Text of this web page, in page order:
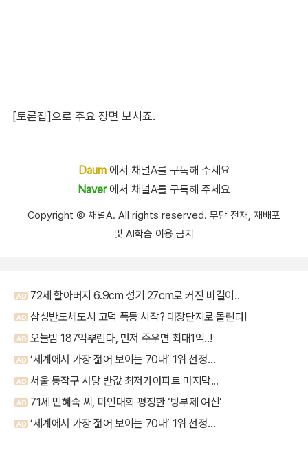
[토론집]으로 주요 장면 보시죠.
Daum에서 채널A를 구독해 주세요
Naver에서 채널A를 구독해 주세요
Copyright Ⓒ 채널A. All rights reserved. 무단 전재, 재배포
및 AI학습 이용 금지